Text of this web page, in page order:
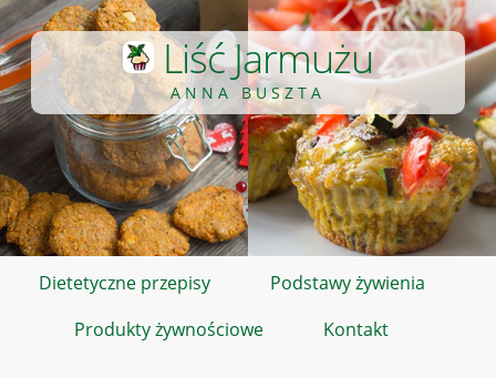
Liść Jarmużu
ANNA BUSZTA
Dietetyczne przepisy
Podstawy żywienia
Produkty żywnościowe
Kontakt